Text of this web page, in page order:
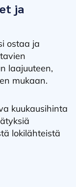
ja
ostaa ja
laajuuteen,
mukaan.
kuukausihinta
lokilähteistä